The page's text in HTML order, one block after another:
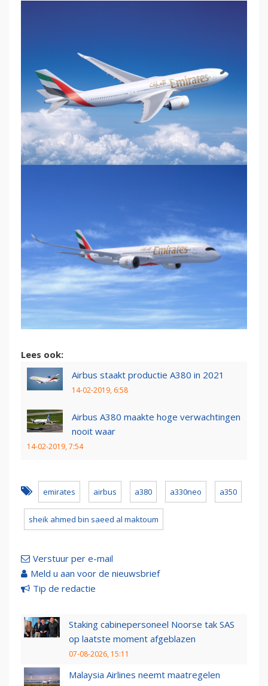
Lees ook:
Airbus staakt productie A380 in 2021
14-02-2019, 6:58
Airbus A380 maakte hoge verwachtingen
nooit waar
14-02-2019, 7:54
emirates airbus a380 a330neo a350
sheik ahmed bin saeed al maktoum
Verstuur per e-mail
Meld u aan voor de nieuwsbrief
Tip de redactie
Staking cabinepersoneel Noorse tak SAS
op laatste moment afgeblazen
07-08-2026, 15:11
Malaysia Airlines neemt maatregelen